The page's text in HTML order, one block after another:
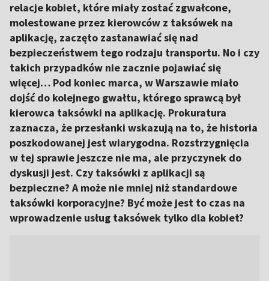
relacje kobiet, które miały zostać zgwałcone,
molestowane przez kierowców z taksówek na
aplikację, zaczęto zastanawiać się nad
bezpieczeństwem tego rodzaju transportu. No i czy
takich przypadków nie zacznie pojawiać się
więcej… Pod koniec marca, w Warszawie miało
dojść do kolejnego gwałtu, którego sprawcą był
kierowca taksówki na aplikację. Prokuratura
zaznacza, że przesłanki wskazują na to, że historia
poszkodowanej jest wiarygodna. Rozstrzygnięcia
w tej sprawie jeszcze nie ma, ale przyczynek do
dyskusji jest. Czy taksówki z aplikacji są
bezpieczne? A może nie mniej niż standardowe
taksówki korporacyjne? Być może jest to czas na
wprowadzenie usług taksówek tylko dla kobiet?